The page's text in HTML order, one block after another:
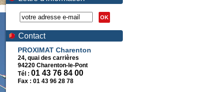
OK
Contact
PROXIMAT Charenton
24, quai des carrières
94220 Charenton-le-Pont
Tél : 01 43 76 84 00
Fax : 01 43 96 28 78